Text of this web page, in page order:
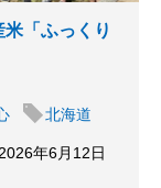
「ふっくり
北海道
2026年6月12日